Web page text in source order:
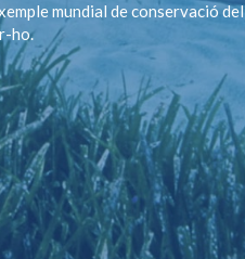
mundial de conservació del
ho.